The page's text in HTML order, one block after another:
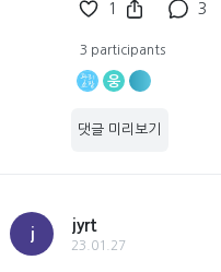
1 3
3 participants
웅
댓글 미리보기
j
jyrt
23.01.27